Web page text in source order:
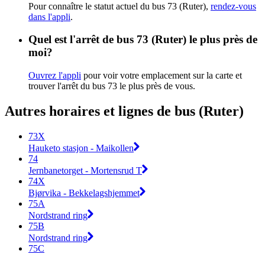
Pour connaître le statut actuel du bus 73 (Ruter), rendez-vous
dans l'appli.
Quel est l'arrêt de bus 73 (Ruter) le plus près de
moi?
Ouvrez l'appli pour voir votre emplacement sur la carte et
trouver l'arrêt du bus 73 le plus près de vous.
Autres horaires et lignes de bus (Ruter)
73X
Hauketo stasjon - Maikollen
74
Jernbanetorget - Mortensrud T
74X
Bjørvika - Bekkelagshjemmet
75A
Nordstrand ring
75B
Nordstrand ring
75C